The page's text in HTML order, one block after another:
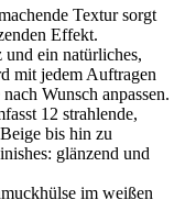
Textur sorgt
Effekt.
ein natürliches,
mit jedem Auftragen
Wunsch anpassen.
12 strahlende,
bis hin zu
glänzend und
im weißen